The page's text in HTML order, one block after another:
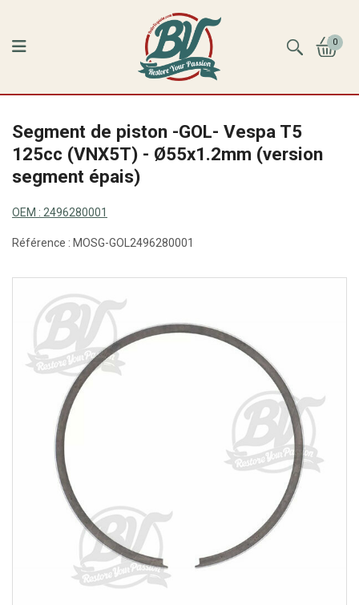
0
Segment de piston -GOL- Vespa T5
125cc (VNX5T) - Ø55x1.2mm (version
segment épais)
OEM : 2496280001
Référence : MOSG-GOL2496280001